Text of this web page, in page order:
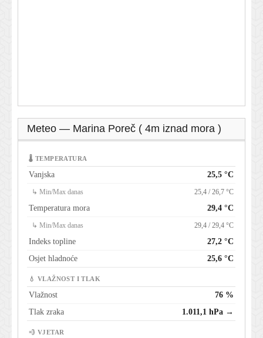
Meteo — Marina Poreč ( 4m iznad mora )
🌡 TEMPERATURA
Vanjska 25,5 °C
↳ Min/Max danas 25,4 / 26,7 °C
Temperatura mora 29,4 °C
↳ Min/Max danas 29,4 / 29,4 °C
Indeks topline
27,2 °C
Osjet hladnoće
25,6 °C
💧 VLAŽNOST I TLAK
Vlažnost
76 %
Tlak zraka
1.011,1 hPa →
💨 VJETAR